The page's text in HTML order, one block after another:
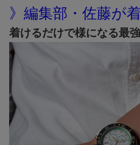
》編集部・佐藤が
着けるだけで様になる最